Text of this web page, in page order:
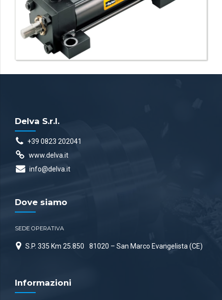
Delva S.r.l.
+39 0823 202041
www.delva.it
info@delva.it
Dove siamo
SEDE OPERATIVA
S.P. 335 Km 25.850 81020 – San Marco Evangelista (CE)
Informazioni